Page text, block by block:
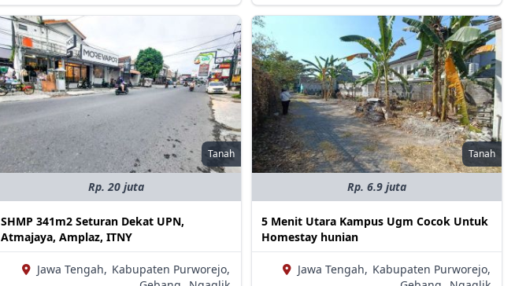
Tanah
Rp. 20 juta
SHMP 341m2 Seturan Dekat UPN,
Atmajaya, Amplaz, ITNY
Jawa Tengah, Kabupaten Purworejo,
Tanah
Rp. 6.9 juta
5 Menit Utara Kampus Ugm Cocok Untuk
Homestay hunian
Jawa Tengah, Kabupaten Purworejo,